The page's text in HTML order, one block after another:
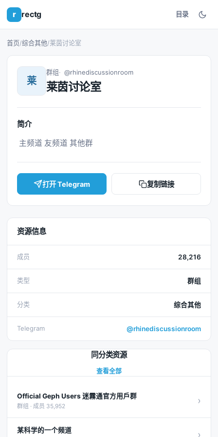
r rectg 目录
首页/综合其他/莱茵讨论室
莱
群组 @rhinediscussionroom
莱茵讨论室
简介
主频道 友频道 其他群
打开 Telegram 复制链接
资源信息
成员 28,216
类型 群组
分类 综合其他
Telegram @rhinediscussionroom
同分类资源
查看全部
Official Geph Users 迷霧通官方用戶群
群组 · 成员 35,952 ›
某科学的一个频道 ›